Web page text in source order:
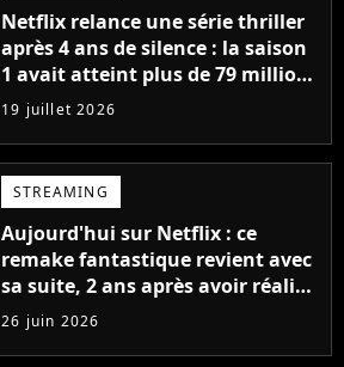
Netflix relance une série thriller
après 4 ans de silence : la saison
1 avait atteint plus de 79 millions
de vues
19 juillet 2026
STREAMING
Aujourd'hui sur Netflix : ce
remake fantastique revient avec
sa suite, 2 ans après avoir réalisé
60 millions de vues et régné 6
semaines dans le Top 10
26 juin 2026